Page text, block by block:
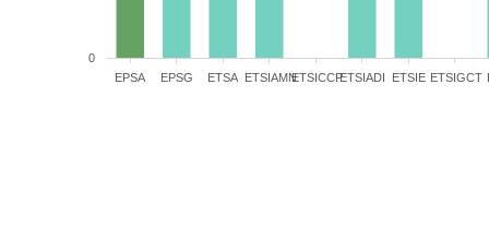
EPSA EPSG ETSA ETSIAMNETSICCPETSIADI ETSIE ETSIGCT
0